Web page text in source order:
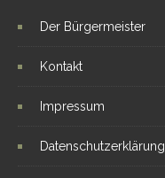
Der Bürgermeister
Kontakt
Impressum
Datenschutzerklärung